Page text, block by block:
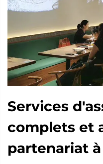
Services
complets et
partenariat